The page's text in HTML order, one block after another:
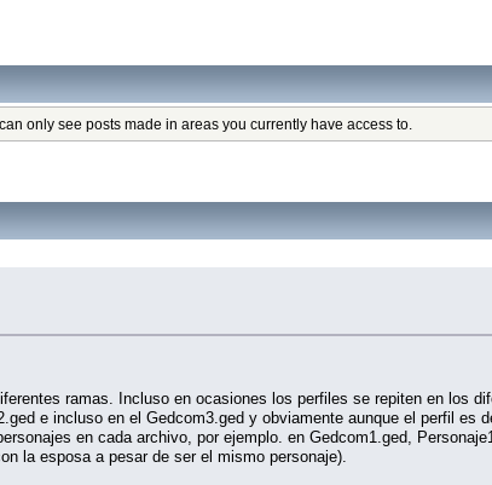
only see posts made in areas you currently have access to.
ramas. Incluso en ocasiones los perfiles se repiten en los
e incluso en el Gedcom3.ged y obviamente aunque el perfil es
en cada archivo, por ejemplo. en Gedcom1.ged,
la esposa a pesar de ser el mismo personaje).